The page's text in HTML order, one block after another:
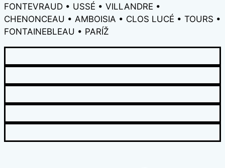
FONTEVRAUD • USSÉ • VILLANDRE •
CHENONCEAU • AMBOISIA • CLOS LUCÉ • TOURS •
FONTAINEBLEAU • PARÍŽ